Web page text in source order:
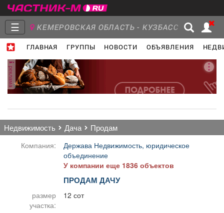
☰ КЕМЕРОВСКАЯ ОБЛАСТЬ - КУЗБАСС
ГЛАВНАЯ ГРУППЫ НОВОСТИ ОБЪЯВЛЕНИЯ
Главная
Группы Новости
реклама
недвижимость дача продам
Компания:
Держава Недвижимость, юридическое
объединение
У компании еще 1836 объектов
ПРОДАМ ДАЧУ
размер
участка:
12 сот